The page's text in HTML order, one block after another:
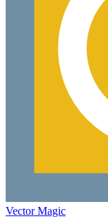
Vector Magic